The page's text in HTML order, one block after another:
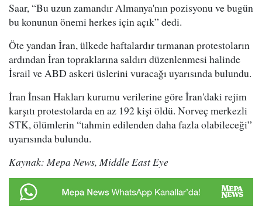
Saar, “Bu uzun zamandır Almanya'nın pozisyonu ve bugün
bu konunun önemi herkes için açık” dedi.
Öte yandan İran, ülkede haftalardır tırmanan protestoların
ardından İran topraklarına saldırı düzenlenmesi halinde
İsrail ve ABD askeri üslerini vuracağı uyarısında bulundu.
İran İnsan Hakları kurumu verilerine göre İran'daki rejim
karşıtı protestolarda en az 192 kişi öldü. Norveç merkezli
STK, ölümlerin “tahmin edilenden daha fazla olabileceği”
uyarısında bulundu.
Kaynak: Mepa News, Middle East Eye